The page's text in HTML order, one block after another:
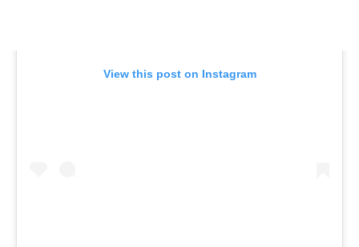
View this post on Instagram